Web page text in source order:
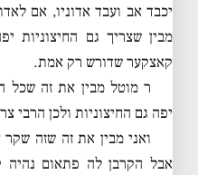
יכבד אב ועבד אדוניו, אם
מבין שצריך גם
קאצקער שדורש רק אמת.
ר מוטל מבין את זה שכל
יפה גם החיצוניות ולכן הרבי
ואני מבין את זה שזה
אבל הקרבן לה פתאום נהיה